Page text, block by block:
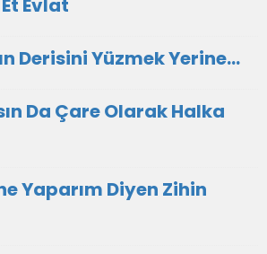
Evlat
Derisini Yüzmek Yerine…
Da Çare Olarak Halka
Yaparım Diyen Zihin